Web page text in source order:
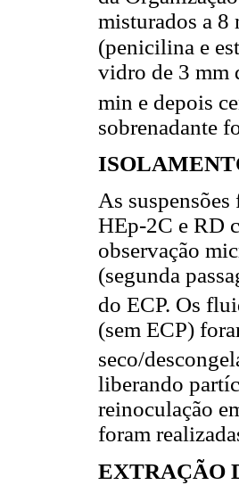
misturados a 8
(penicilina e
vidro de 3 mm
min e depois
sobrenadante
As
HEp-2C e RD
observação
(segunda
do ECP. Os
(sem ECP)
seco/
liberando
reinoculação
foram
EXTRAÇÃO